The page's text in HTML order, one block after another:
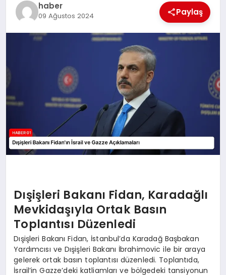
haber
09 Ağustos 2024 Paylaş
Dışişleri Bakanı Fidan, Karadağlı
Mevkidaşıyla Ortak Basın
Toplantısı Düzenledi
Dışişleri Bakanı Fidan, İstanbul’da Karadağ Başbakan
Yardımcısı ve Dışişleri Bakanı İbrahimovic ile bir araya
gelerek ortak basın toplantısı düzenledi. Toplantıda,
İsrail’in Gazze’deki katliamları ve bölgedeki tansiyonun